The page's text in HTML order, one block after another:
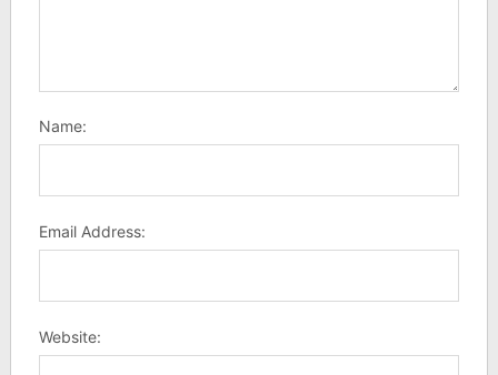
Name:
Email Address:
Website: